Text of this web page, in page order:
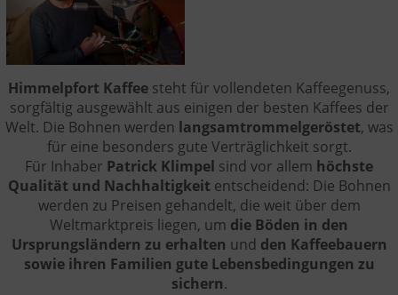
Himmelpfort Kaffee steht für vollendeten Kaffeegenuss,
sorgfältig ausgewählt aus einigen der besten Kaffees der
Welt. Die Bohnen werden langsamtrommelgeröstet, was
für eine besonders gute Verträglichkeit sorgt.
Für Inhaber Patrick Klimpel sind vor allem höchste
Qualität und Nachhaltigkeit entscheidend: Die Bohnen
werden zu Preisen gehandelt, die weit über dem
Weltmarktpreis liegen, um die Böden in den
Ursprungsländern zu erhalten und den Kaffeebauern
sowie ihren Familien gute Lebensbedingungen zu
sichern.